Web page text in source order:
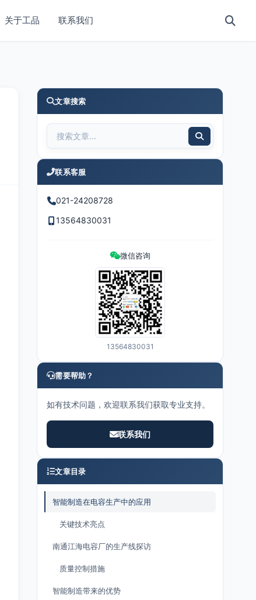
关于工品 联系我们
文章搜索
联系客服
021-24208728
13564830031
微信咨询
13564830031
需要帮助？
如有技术问题，欢迎联系我们获取专业支持。
联系我们
文章目录
智能制造在电容生产中的应用
关键技术亮点
南通江海电容厂的生产线探访
质量控制措施
智能制造带来的优势